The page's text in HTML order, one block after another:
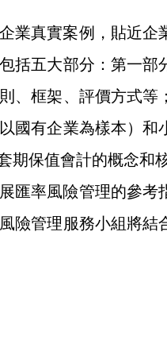
業真實案例，貼近企
括五大部分：第一部
、框架、評價方式等
國有企業為樣本）和
保值會計的概念和
匯率風險管理的參考
險管理服務小組將結